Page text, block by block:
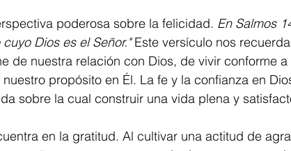
poderosa sobre la felicidad. En Salmos
Dios es el Señor." Este versículo nos
de nuestra relación con Dios, de vivir conforme a
propósito en Él. La fe y la confianza en
sobre la cual construir una vida plena y
en la gratitud. Al cultivar una actitud de